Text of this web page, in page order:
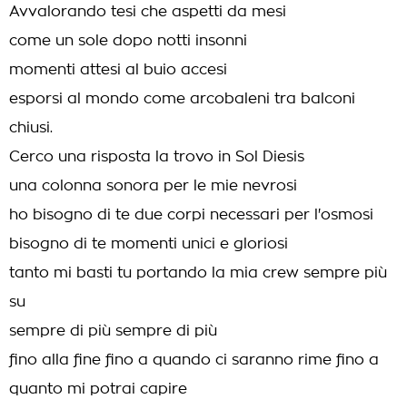
Avvalorando tesi che aspetti da mesi
come un sole dopo notti insonni
momenti attesi al buio accesi
esporsi al mondo come arcobaleni tra balconi
chiusi.
Cerco una risposta la trovo in Sol Diesis
una colonna sonora per le mie nevrosi
ho bisogno di te due corpi necessari per l'osmosi
bisogno di te momenti unici e gloriosi
tanto mi basti tu portando la mia crew sempre più
su
sempre di più sempre di più
fino alla fine fino a quando ci saranno rime fino a
quanto mi potrai capire